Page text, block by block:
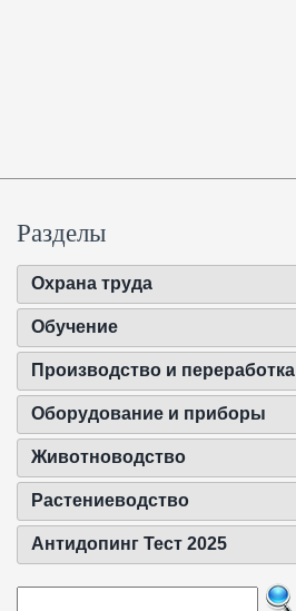
Разделы
Охрана труда
Обучение
Производство и переработка
Оборудование и приборы
Животноводство
Растениеводство
Антидопинг Тест 2025